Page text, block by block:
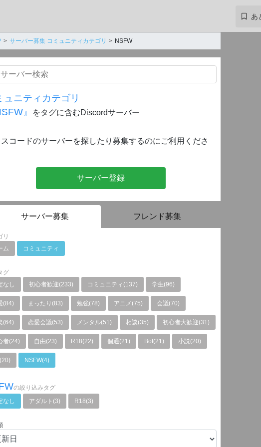
あ
サーバー募集 コミュニティカテゴリ NSFW
ュニティカテゴリ
』
をタグに含むDiscordサーバー
コードのサーバーを探したり募集するのにご利用くださ
サーバー登録
サーバー募集 フレンド募集
リ
ム
コミュニティ
グ
なし
初心者歓迎(233) コミュニティ(137) 学生(96)
(84) まったり(83) 勉強(78) アニメ(75) 会議(70)
(64) 恋愛会議(53) メンタル(51) 相談(35) 初心者大歓迎(31)
者(24) 自由(23) R18(22) 個通(21) Bot(21) 小説(20)
NSFW(4)
の絞り込みタグ
なし
アダルト(3) R18(3)